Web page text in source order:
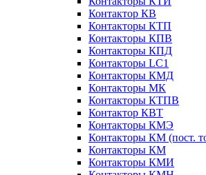
Контактор КВ
Контакторы КТП
Контакторы КПВ
Контакторы КПД
Контакторы LC1
Контакторы КМД
Контакторы МК
Контакторы КТПВ
Контактор КВТ
Контакторы КМЭ
Контакторы КМ (пост.
Контакторы КМ
Контакторы КМИ